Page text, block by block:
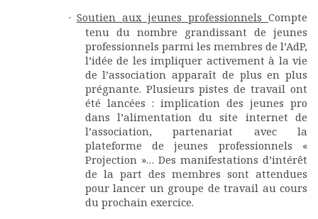
· Soutien aux jeunes professionnelsCompte
tenu du nombre grandissant de jeunes
professionnels parmi les membres de l’AdP,
l’idée de les impliquer activement à la vie
de l’association apparaît de plus en plus
prégnante. Plusieurs pistes de travail ont
été lancées : implication des jeunes pro
dans l’alimentation du site internet de
l’association, partenariat avec la
plateforme de jeunes professionnels «
Projection »… Des manifestations d’intérêt
de la part des membres sont attendues
pour lancer un groupe de travail au cours
du prochain exercice.